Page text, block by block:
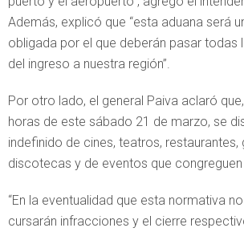
Además, explicó que “esta aduana será
obligada por el que deberán pasar todas
del ingreso a nuestra región”.
Por otro lado, el general Paiva aclaró
horas de este sábado 21 de marzo, se
indefinido de cines, teatros, restaurantes,
discotecas y de eventos que
“En la eventualidad que esta normativa
cursarán infracciones y el cierre